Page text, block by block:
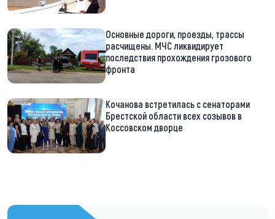
Основные дороги, проезды, трассы
расчищены. МЧС ликвидирует
последствия прохождения грозового
фронта
Кочанова встретилась с сенаторами
Брестской области всех созывов в
Коссовском дворце
https://t.me/minskctvby